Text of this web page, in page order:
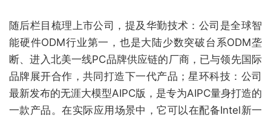
随后栏目梳理上市公司，提及华勤技术：公司是全球智
能硬件ODM行业第一，也是大陆少数突破台系ODM垄
断、进入北美一线PC品牌供应链的厂商，已与领先国际
品牌展开合作，共同打造下一代产品；星环科技：公司
最新发布的无涯大模型AIPC版，是专为AIPC量身打造的
一款产品。在实际应用场景中，它可以在配备Intel新一